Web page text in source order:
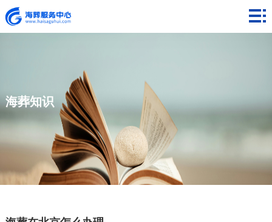
网
页
费
用
葬
流
海
葬
海
海葬知识